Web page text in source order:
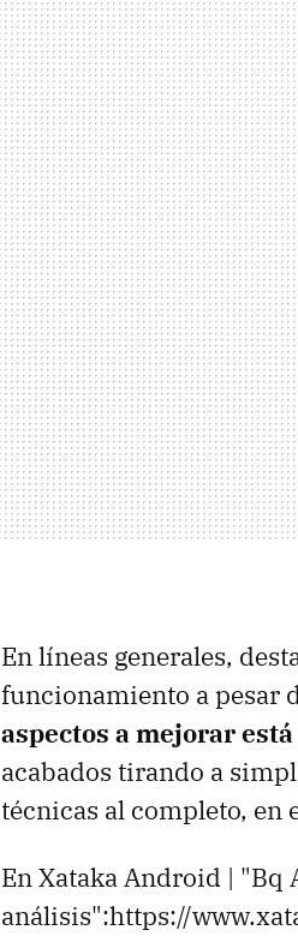
En líneas generales,
funcionamiento a pesar
aspectos a mejorar
acabados tirando a
técnicas al completo, en
En Xataka Android | "Bq
análisis":https://